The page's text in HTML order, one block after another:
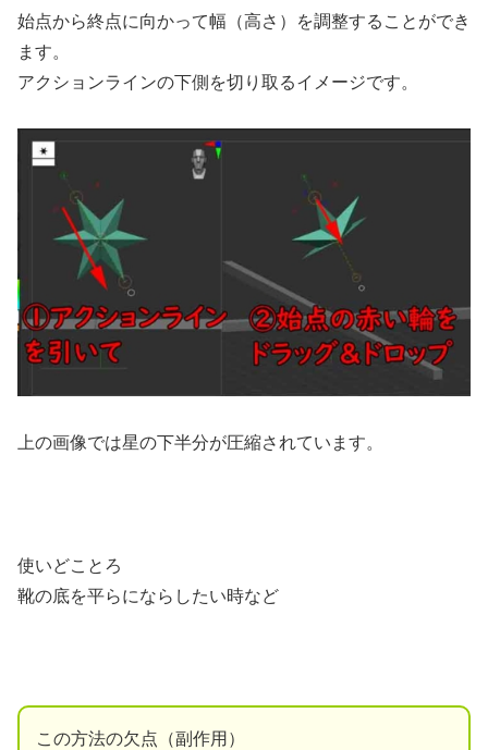
始点から終点に向かって幅（高さ）を調整することができ
ます。
アクションラインの下側を切り取るイメージです。
上の画像では星の下半分が圧縮されています。
使いどことろ
靴の底を平らにならしたい時など
この方法の欠点（副作用）